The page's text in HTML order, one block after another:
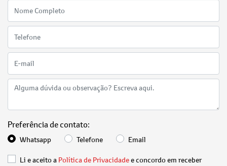
Preferência de contato:
Whatsapp Telefone Email
Li e aceito a Política de Privacidadee concordo em receber